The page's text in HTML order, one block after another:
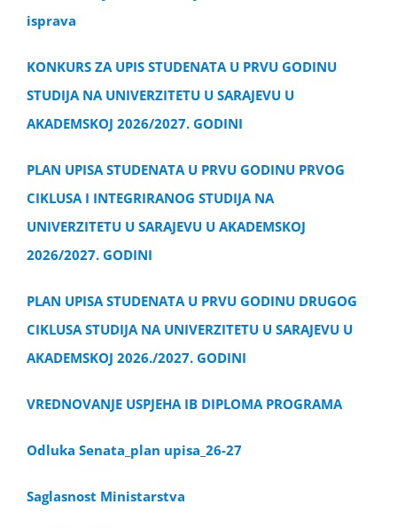
isprava
KONKURS ZA UPIS STUDENATA U PRVU GODINU
STUDIJA NA UNIVERZITETU U SARAJEVU U
AKADEMSKOJ 2026/2027. GODINI
PLAN UPISA STUDENATA U PRVU GODINU PRVOG
CIKLUSA I INTEGRIRANOG STUDIJA NA
UNIVERZITETU U SARAJEVU U AKADEMSKOJ
2026/2027. GODINI
PLAN UPISA STUDENATA U PRVU GODINU DRUGOG
CIKLUSA STUDIJA NA UNIVERZITETU U SARAJEVU U
AKADEMSKOJ 2026./2027. GODINI
VREDNOVANJE USPJEHA IB DIPLOMA PROGRAMA
Odluka Senata_plan upisa_26-27
Saglasnost Ministarstva